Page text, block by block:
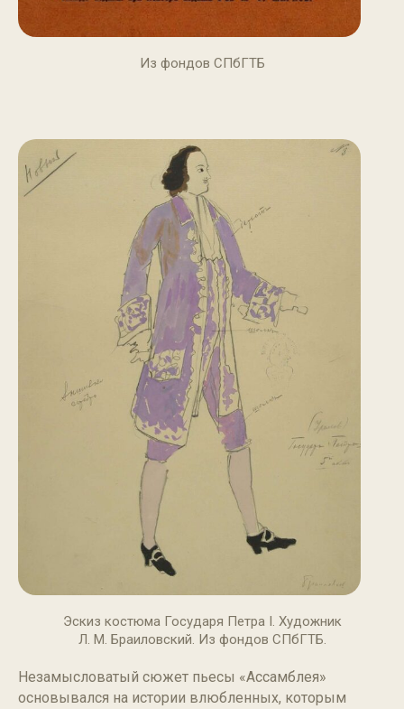
Из фондов СПбГТБ
Эскиз костюма Государя Петра I. Художник
Л. М. Браиловский. Из фондов СПбГТБ.
Незамысловатый сюжет пьесы «Ассамблея»
основывался на истории влюбленных, которым